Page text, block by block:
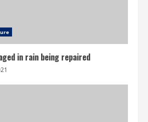
in rain being repaired